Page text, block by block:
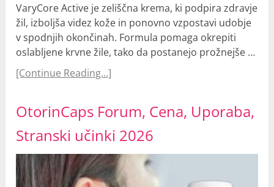
VaryCore Active je zeliščna krema, ki podpira zdravje
žil, izboljša videz kože in ponovno vzpostavi udobje
v spodnjih okončinah. Formula pomaga okrepiti
oslabljene krvne žile, tako da postanejo prožnejše …
[Continue Reading...]
OtorinCaps Forum, Cena, Uporaba,
Stranski učinki 2026